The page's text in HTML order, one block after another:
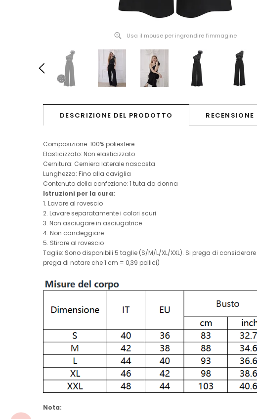
Usa il mouse per ingrandire l'immagine
DESCRIZIONE DEL PRODOTTO RECENSIONE
Composizione: 100% poliestere
Elasticizzato: Non elasticizzato
Cernitura: Cerniera laterale nascosta
Lunghezza: Fino alla caviglia
Contenuto della confezione: 1 tuta da donna
Istruzioni per la cura:
1. Lavare al rovescio
2. Lavare separatamente i colori scuri
3. Non asciugare in asciugatrice
4. Non candeggiare
5. Stirare al rovescio
Taglie: Sono disponibili 5 taglie (S/M/L/XL/XXL). Si prega di
prega di notare che 1 cm = 0,39 pollici)
Nota: